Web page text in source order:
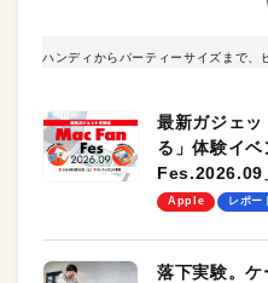
ハンディからパーティーサイズまで、
最新ガジェ
る」体験イ
Fes.2026.09
します！
Apple レポー
落下実験。